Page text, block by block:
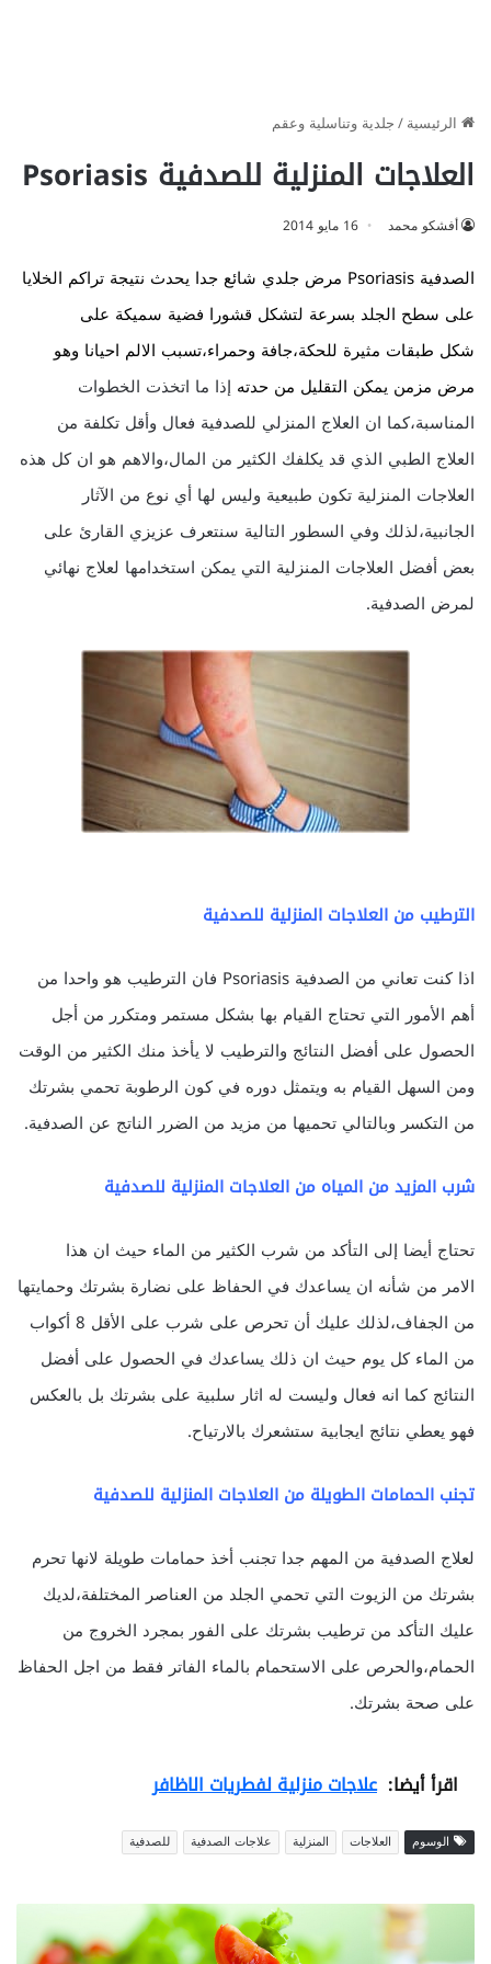
الرئيسية/جلدية وتناسلية وعقم
العلاجات المنزلية للصدفية Psoriasis
أفشكو محمد 16 مايو 2014
الصدفية Psoriasis
مرض جلدي شائع جدا يحدث نتيجة تراكم الخلايا
على سطح الجلد بسرعة لتشكل قشورا فضية سميكة على
شكل طبقات مثيرة للحكة،جافة وحمراء،تسبب الالم احيانا وهو
مرض مزمن يمكن التقليل من حدته إذا ما اتخذت الخطوات
المناسبة،كما ان العلاج المنزلي للصدفية فعال وأقل تكلفة من
العلاج الطبي الذي قد يكلفك الكثير من المال،والاهم هو ان كل هذه
العلاجات المنزلية تكون طبيعية وليس لها أي نوع من الآثار
الجانبية،لذلك وفي السطور التالية سنتعرف عزيزي القارئ على
بعض أفضل العلاجات المنزلية التي يمكن استخدامها لعلاج نهائي
لمرض الصدفية.
الترطيب من العلاجات المنزلية للصدفية
اذا كنت تعاني من الصدفية Psoriasis فان الترطيب هو واحدا من
أهم الأمور التي تحتاج القيام بها بشكل مستمر ومتكرر من أجل
الحصول على أفضل النتائج والترطيب لا يأخذ منك الكثير من الوقت
ومن السهل القيام به ويتمثل دوره في كون الرطوبة تحمي بشرتك
من التكسر وبالتالي تحميها من مزيد من الضرر الناتج عن الصدفية.
شرب المزيد من المياه من العلاجات المنزلية للصدفية
تحتاج أيضا إلى التأكد من شرب الكثير من الماء حيث ان هذا
الامر من شأنه ان يساعدك في الحفاظ على نضارة بشرتك وحمايتها
من الجفاف،لذلك عليك أن تحرص على شرب على الأقل 8 أكواب
من الماء كل يوم حيث ان ذلك يساعدك في الحصول على أفضل
النتائج كما انه فعال وليست له اثار سلبية على بشرتك بل بالعكس
فهو يعطي نتائج ايجابية ستشعرك بالارتياح.
تجنب الحمامات الطويلة من العلاجات المنزلية للصدفية
لعلاج الصدفية من المهم جدا تجنب أخذ حمامات طويلة لانها تحرم
بشرتك من الزيوت التي تحمي الجلد من العناصر المختلفة،لديك
عليك التأكد من ترطيب بشرتك على الفور بمجرد الخروج من
الحمام،والحرص على الاستحمام بالماء الفاتر فقط من اجل الحفاظ
على صحة بشرتك.
اقرأ أيضا: علاجات منزلية لفطريات الاظافر
الوسوم العلاجات المنزلية علاجات الصدفية للصدفية